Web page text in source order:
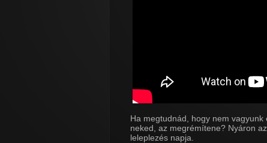
Ha megtudnád, hogy nem
neked, az megrémítene? Nyáron
leleplezés napja.